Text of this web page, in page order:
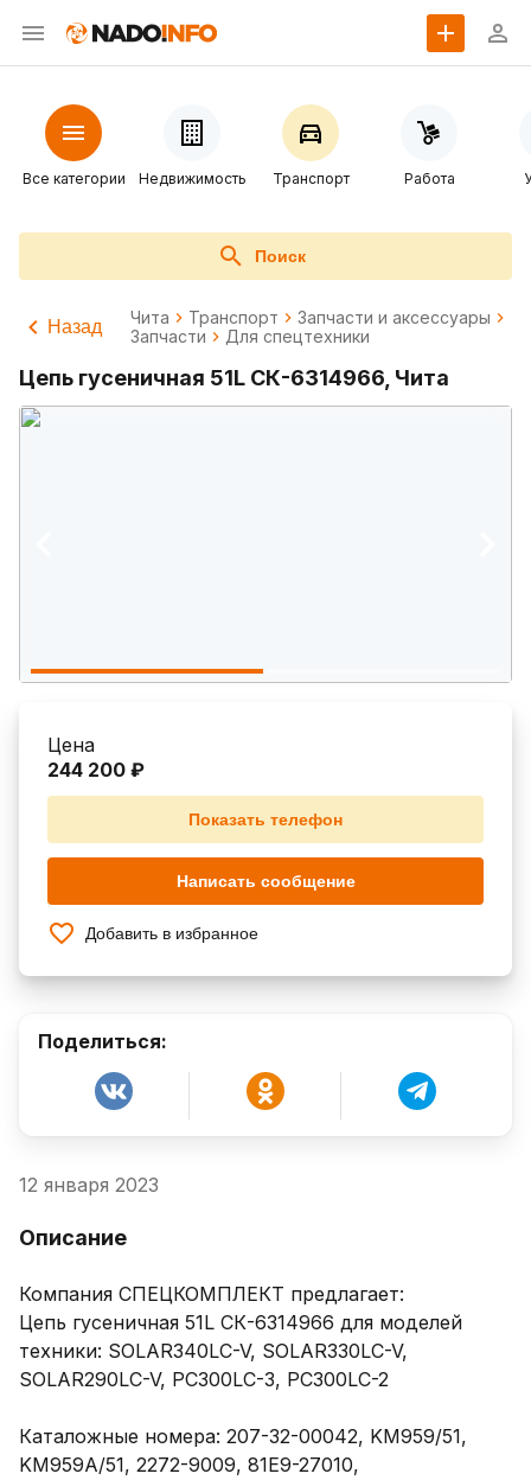
Все категории Недвижимость Транспорт Работа
Поиск
Назад Чита Транспорт
Запчасти и аксессуары
Запчасти
Для спецтехники
Цепь гусеничная 51L СК-6314966, Чита
Цена
244 200 ₽
Показать телефон
Написать сообщение
Добавить в избранное
Поделиться:
12 января 2023
Описание
Компания СПЕЦКОМПЛЕКТ предлагает:
Цепь гусеничная 51L СК-6314966 для моделей
техники: SOLAR340LC-V, SOLAR330LC-V,
SOLAR290LC-V, PC300LC-3, PC300LC-2
Каталожные номера: 207-32-00042, KM959/51,
KM959A/51, 2272-9009, 81E9-27010,